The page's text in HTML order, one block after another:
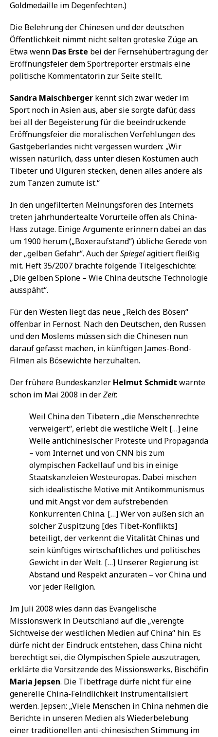
Goldmedaille im Degenfechten.)
Die Belehrung der Chinesen und der deutschen
Öffentlichkeit nimmt nicht selten groteske Züge an.
Etwa wenn Das Erste bei der Fernsehübertragung der
Eröffnungsfeier dem Sportreporter erstmals eine
politische Kommentatorin zur Seite stellt.
Sandra Maischberger kennt sich zwar weder im
Sport noch in Asien aus, aber sie sorgte dafür, dass
bei all der Begeisterung für die beeindruckende
Eröffnungsfeier die moralischen Verfehlungen des
Gastgeberlandes nicht vergessen wurden: „Wir
wissen natürlich, dass unter diesen Kostümen auch
Tibeter und Uiguren stecken, denen alles andere als
zum Tanzen zumute ist.“
In den ungefilterten Meinungsforen des Internets
treten jahrhundertealte Vorurteile offen als China-
Hass zutage. Einige Argumente erinnern dabei an das
um 1900 herum („Boxeraufstand“) übliche Gerede von
der „gelben Gefahr“. Auch derSpiegelagitiert fleißig
mit. Heft 35/2007 brachte folgende Titelgeschichte:
„Die gelben Spione – Wie China deutsche Technologie
ausspäht“.
Für den Westen liegt das neue „Reich des Bösen“
offenbar in Fernost. Nach den Deutschen, den Russen
und den Moslems müssen sich die Chinesen nun
darauf gefasst machen, in künftigen James-Bond-
Filmen als Bösewichte herzuhalten.
Der frühere Bundeskanzler Helmut Schmidt warnte
schon im Mai 2008 in derZeit:
Weil China den Tibetern „die Menschenrechte
verweigert“, erlebt die westliche Welt […] eine
Welle antichinesischer Proteste und Propaganda
– vom Internet und von CNN bis zum
olympischen Fackellauf und bis in einige
Staatskanzleien Westeuropas. Dabei mischen
sich idealistische Motive mit Antikommunismus
und mit Angst vor dem aufstrebenden
Konkurrenten China. […] Wer von außen sich an
solcher Zuspitzung [des Tibet-Konflikts]
beteiligt, der verkennt die Vitalität Chinas und
sein künftiges wirtschaftliches und politisches
Gewicht in der Welt. […] Unserer Regierung ist
Abstand und Respekt anzuraten – vor China und
vor jeder Religion.
Im Juli 2008 wies dann das Evangelische
Missionswerk in Deutschland auf die „verengte
Sichtweise der westlichen Medien auf China“ hin. Es
dürfe nicht der Eindruck entstehen, dass China nicht
berechtigt sei, die Olympischen Spiele auszutragen,
erklärte die Vorsitzende des Missionswerks, Bischöfin
Maria Jepsen. Die Tibetfrage dürfe nicht für eine
generelle China-Feindlichkeit instrumentalisiert
werden. Jepsen: „Viele Menschen in China nehmen die
Berichte in unseren Medien als Wiederbelebung
einer traditionellen anti-chinesischen Stimmung im